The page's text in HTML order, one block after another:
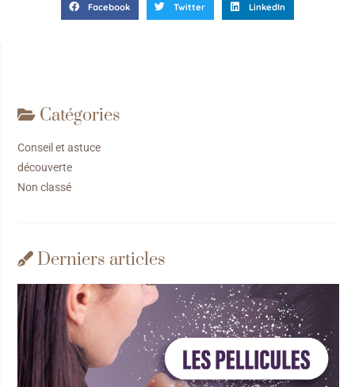
Facebook Twitter LinkedIn
Catégories
Conseil et astuce
découverte
Non classé
Derniers articles